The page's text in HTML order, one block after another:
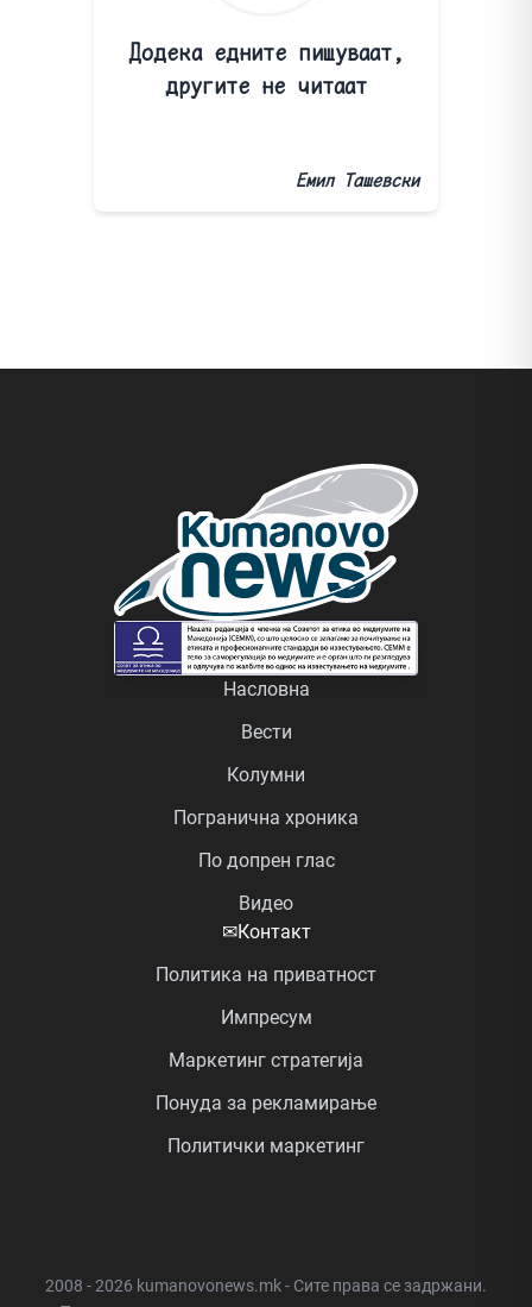
Додека едните пишуваат,
другите не читаат
Емил Ташевски
Насловна
Вести
Колумни
Погранична хроника
По допрен глас
Видео
✉Контакт
Политика на приватност
Импресум
Маркетинг стратегија
Понуда за рекламирање
Политички маркетинг
2008 - 2026 kumanovonews.mk - Сите права се задржани.